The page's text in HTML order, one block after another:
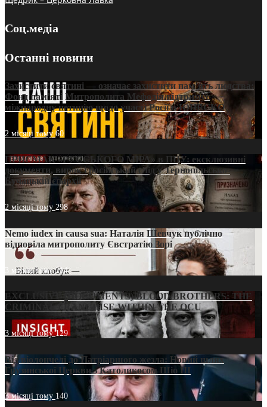
Соц.медіа
Останні новини
Захистити святині — означає захистити пам’ять людства:
Фонд пам’яті Митрополита Мефодія підтримує
міжнародну петицію щодо участі Росії в ЮНЕСКО
2 місяці тому60
ПРИСМАК «РУССЬКОГО МІРА» в ПЦУ: ексклюзивні
документи, вирок і російський слід у Тернопільсько-
Бучацькій єпархії
2 місяці тому 298
Nemo iudex in causa sua: Наталія Шевчук публічно
відповіла митрополиту Євстратію Зорі
3 місяці тому214
EXCLUSIVE (DOCUMENTS)/BLOOD BROTHERS: THE
CRIMINAL FRANCHISE WITHIN THE OCU
3 місяці тому129
Від віолончелі до Патріаршого жезла: Новий шлях
Грузинської Церкви з Католикосом Шіо III
3 місяці тому 140